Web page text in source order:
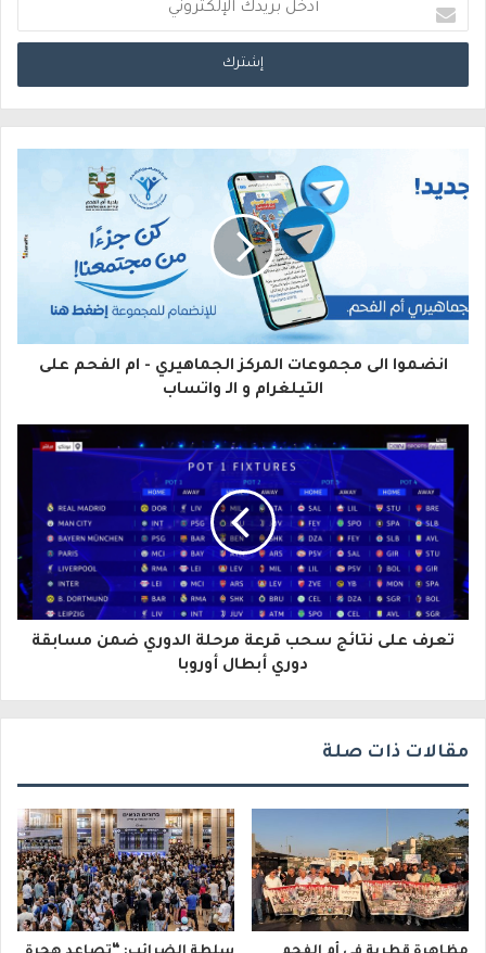
د
خ
ر
ك
ا
إ
ك
ت
ر
و
انضموا الى مجموعات المركز الجماهيري - ام الفحم على
التيلغرام و الـ واتساب
تعرف على نتائج سحب قرعة مرحلة الدوري ضمن مسابقة
دوري أبطال أوروبا
مقالات ذات صلة